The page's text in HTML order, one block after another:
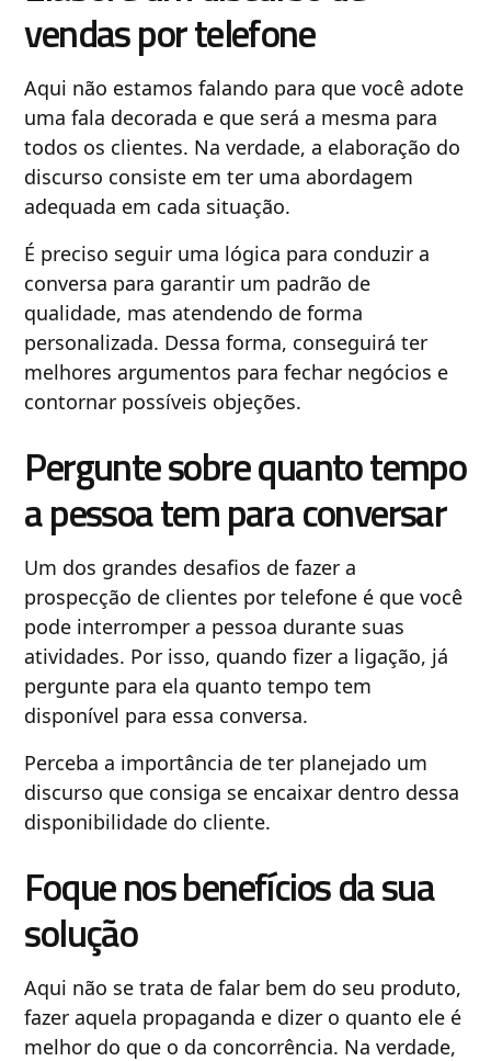
vendas por telefone
Aqui não estamos falando para que você adote
uma fala decorada e que será a mesma para
todos os clientes. Na verdade, a elaboração do
discurso consiste em ter uma abordagem
adequada em cada situação.
É preciso seguir uma lógica para conduzir a
conversa para garantir um padrão de
qualidade, mas atendendo de forma
personalizada. Dessa forma, conseguirá ter
melhores argumentos para fechar negócios e
contornar possíveis objeções.
Pergunte sobre quanto tempo
a pessoa tem para conversar
Um dos grandes desafios de fazer a
prospecção de clientes por telefone é que você
pode interromper a pessoa durante suas
atividades. Por isso, quando fizer a ligação, já
pergunte para ela quanto tempo tem
disponível para essa conversa.
Perceba a importância de ter planejado um
discurso que consiga se encaixar dentro dessa
disponibilidade do cliente.
Foque nos benefícios da sua
solução
Aqui não se trata de falar bem do seu produto,
fazer aquela propaganda e dizer o quanto ele é
melhor do que o da concorrência. Na verdade,